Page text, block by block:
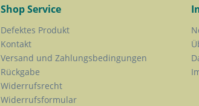
Shop Service
Defektes Produkt
Kontakt
Versand und Zahlungsbedingungen
Rückgabe
Widerrufsrecht
Widerrufsformular